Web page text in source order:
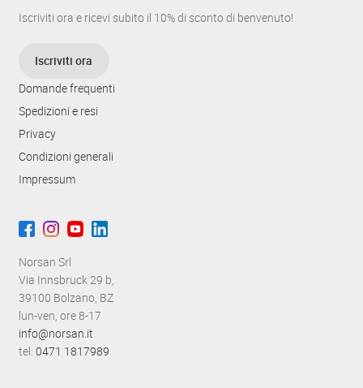
a
o
n
e
Iscriviti ora e ricevi subito il 10% di sconto di benvenuto!
Iscriviti ora
Domande frequenti
Spedizioni e resi
Privacy
Condizioni generali
Impressum
Norsan Srl
Via Innsbruck 29 b,
39100 Bolzano, BZ
lun-ven, ore 8-17
info@norsan.it
tel: 0471 1817989